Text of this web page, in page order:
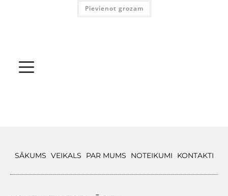
Pievienot grozam
SĀKUMS VEIKALS PAR MUMS NOTEIKUMI KONTAKTI